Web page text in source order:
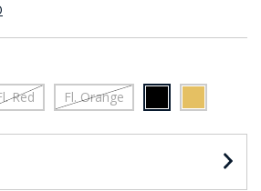
Red Fl. Orange